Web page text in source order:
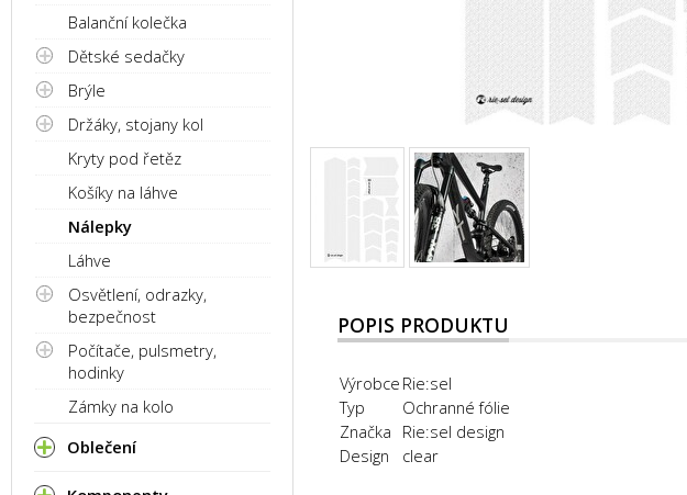
Balanční kolečka
Dětské sedačky
Brýle
Držáky, stojany kol
Kryty pod řetěz
Košíky na láhve
Nálepky
Láhve
Osvětlení, odrazky,
bezpečnost
Počítače, pulsmetry,
hodinky
Zámky na kolo
Oblečení
POPIS PRODUKTU
Výrobce Rie:sel
Typ
Ochranné fólie
Značka Rie:sel design
Design
clear